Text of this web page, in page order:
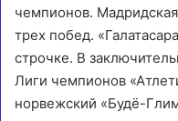
чемпионов.
трех побед.
строчке. В
Лиги чемпионов
норвежский «Будё-